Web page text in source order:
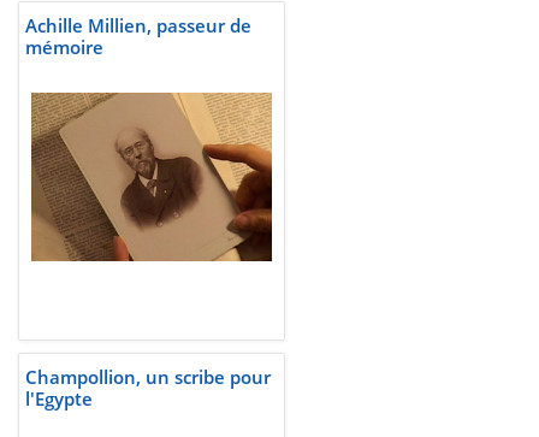
Achille Millien, passeur de
mémoire
Champollion, un scribe pour
l'Egypte